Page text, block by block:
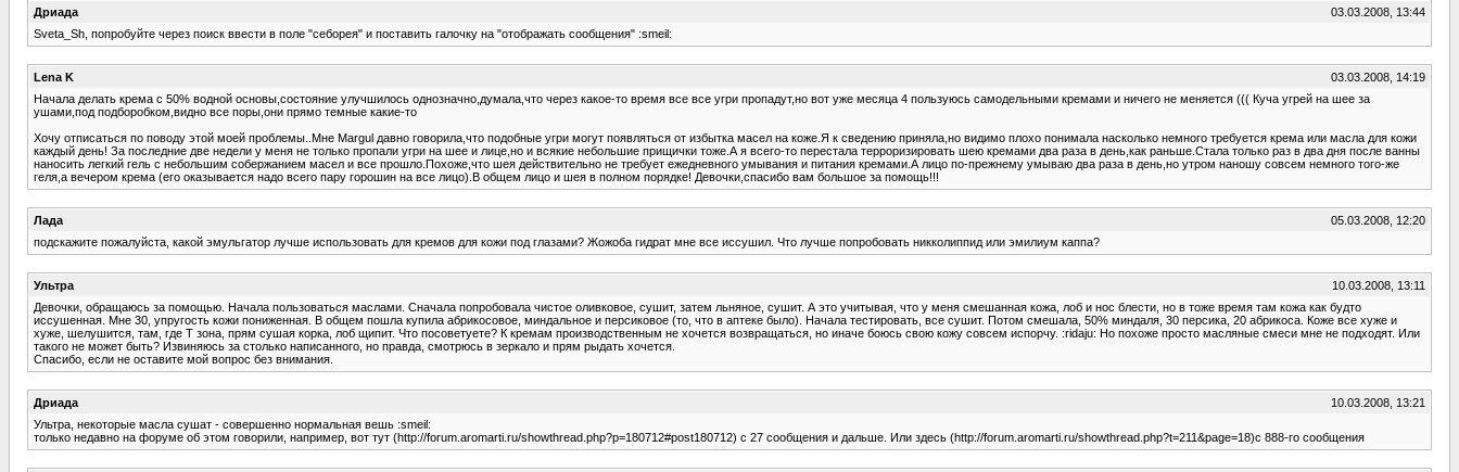
Дриада
03.03.2008, 13:44
Sveta_Sh, попробуйте через поиск ввести в поле "себорея" и поставить галочку на "отображать сообщения" :smeil:
Lena K
03.03.2008, 14:19
Начала делать крема с 50% водной основы,состояние улучшилось однозначно,думала,что через какое-то время все все угри пропадут,но вот уже месяца 4 пользуюсь самодельными кремами и ничего не меняется ((( Куча угрей на шее за
ушами,под подборобком,видно все поры,они прямо темные какие-то
Хочу отписаться по поводу этой моей проблемы..Мне Margul давно говорила,что подобные угри могут появляться от избытка масел на коже.Я к сведению приняла,но видимо плохо понимала насколько немного требуется крема или масла для кожи
каждый день! За последние две недели у меня не только пропали угри на шее и лице,но и всякие небольшие прищички тоже.А я всего-то перестала терроризировать шею кремами два раза в день,как раньше.Стала только раз в два дня после ванны
наносить легкий гель с небольшим собержанием масел и все прошло.Похоже,что шея действительно не требует ежедневного умывания и питания кремами.А лицо по-прежнему умываю два раза в день,но утром наношу совсем немного того-же
геля,а вечером крема (его оказывается надо всего пару горошин на все лицо).В общем лицо и шея в полном порядке! Девочки,спасибо вам большое за помощь!!!
Лада
05.03.2008, 12:20
подскажите пожалуйста, какой эмульгатор лучше использовать для кремов для кожи под глазами? Жожоба гидрат мне все иссушил. Что лучше попробовать никколиппид или эмилиум каппа?
Ультра
10.03.2008, 13:11
Девочки, обращаюсь за помощью. Начала пользоваться маслами. Сначала попробовала чистое оливковое, сушит, затем льняное, сушит. А это учитывая, что у меня смешанная кожа, лоб и нос блести, но в тоже время там кожа как будто
иссушенная. Мне 30, упругость кожи пониженная. В общем пошла купила абрикосовое, миндальное и персиковое (то, что в аптеке было). Начала тестировать, все сушит. Потом смешала, 50% миндаля, 30 персика, 20 абрикоса. Коже все хуже и
хуже, шелушится, там, где Т зона, прям сушая корка, лоб щипит. Что посоветуете? К кремам производственным не хочется возвращаться, но иначе боюсь свою кожу совсем испорчу. :ridaju: Но похоже просто масляные смеси мне не подходят. Или
такого не может быть? Извиняюсь за столько написанного, но правда, смотрюсь в зеркало и прям рыдать хочется.
Спасибо, если не оставите мой вопрос без внимания.
Дриада
10.03.2008, 13:21
Ультра, некоторые масла сушат - совершенно нормальная вешь :smeil:
только недавно на форуме об этом говорили, например, вот тут (http://forum.aromarti.ru/showthread.php?p=180712#post180712) с 27 сообщения и дальше. Или здесь (http://forum.aromarti.ru/showthread.php?t=211&page=18)с 888-го сообщения